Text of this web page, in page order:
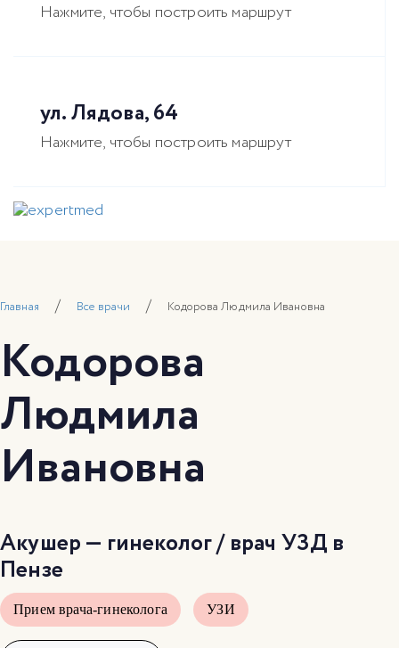
Нажмите, чтобы построить маршрут
ул. Лядова, 64
Нажмите, чтобы построить маршрут
Главная / Все врачи / Кодорова Людмила Ивановна
Кодорова
Людмила
Ивановна
Акушер — гинеколог / врач УЗД в
Пензе
Прием врача-гинеколога УЗИ